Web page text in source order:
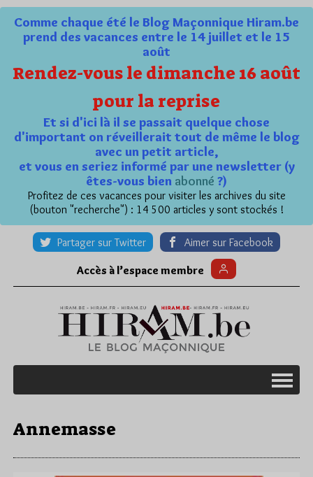
Comme chaque été le Blog Maçonnique Hiram.be
prend des vacances entre le 14 juillet et le 15
août
Rendez-vous le dimanche 16 août
pour la reprise
Et si d'ici là il se passait quelque chose
d'important on réveillerait tout de même le blog
avec un petit article,
et vous en seriez informé par une newsletter (y
êtes-vous bien abonné ?)
Profitez de ces vacances pour visiter les archives du site
(bouton "recherche") : 14 500 articles y sont stockés !
Partager sur Twitter Aimer sur Facebook
Accès à l’espace membre
Annemasse